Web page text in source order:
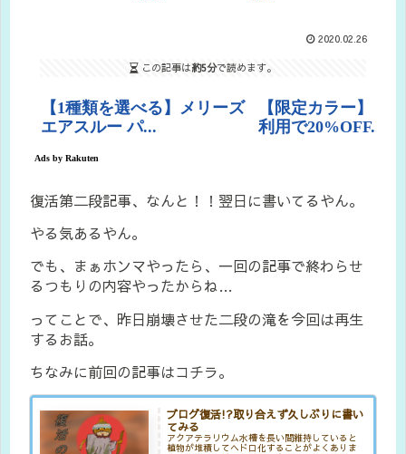
2020.02.26
この記事は約5分で読めます。
復活第二段記事、なんと！！翌日に書いてるやん。
やる気あるやん。
でも、まぁホンマやったら、一回の記事で終わらせ
るつもりの内容やったからね…
ってことで、昨日崩壊させた二段の滝を今回は再生
するお話。
ちなみに前回の記事はコチラ。
ブログ復活!?取り合えず久しぶりに書い
てみる
アクアテラリウム水槽を長い間維持していると
植物が堆積してヘドロ化することがよくありま